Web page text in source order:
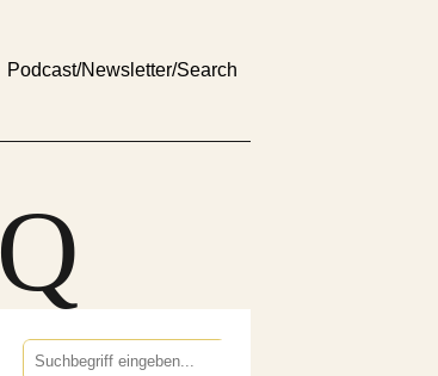
Podcast/Newsletter/Search
Q
Suchen